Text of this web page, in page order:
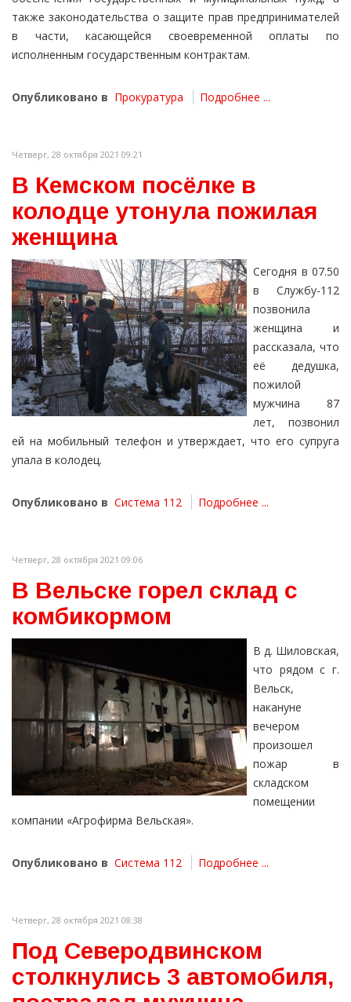
также законодательства о защите прав предпринимателей
в части, касающейся своевременной оплаты по
исполненным государственным контрактам.
Опубликовано в Прокуратура Подробнее ...
Четверг, 28 октября 2021 09:21
В Кемском посёлке в
колодце утонула пожилая
женщина
Сегодня в 07.50
в Службу-112
позвонила
женщина и
рассказала, что
её дедушка,
пожилой
мужчина 87
лет, позвонил
ей на мобильный телефон и утверждает, что его супруга
упала в колодец.
Опубликовано в Система 112 Подробнее ...
Четверг, 28 октября 2021 09:06
В Вельске горел склад с
комбикормом
В д. Шиловская,
что рядом с г.
Вельск,
накануне
вечером
произошел
пожар в
складском
помещении
компании «Агрофирма Вельская».
Опубликовано в Система 112 Подробнее ...
Четверг, 28 октября 2021 08:38
Под Северодвинском
столкнулись 3 автомобиля,